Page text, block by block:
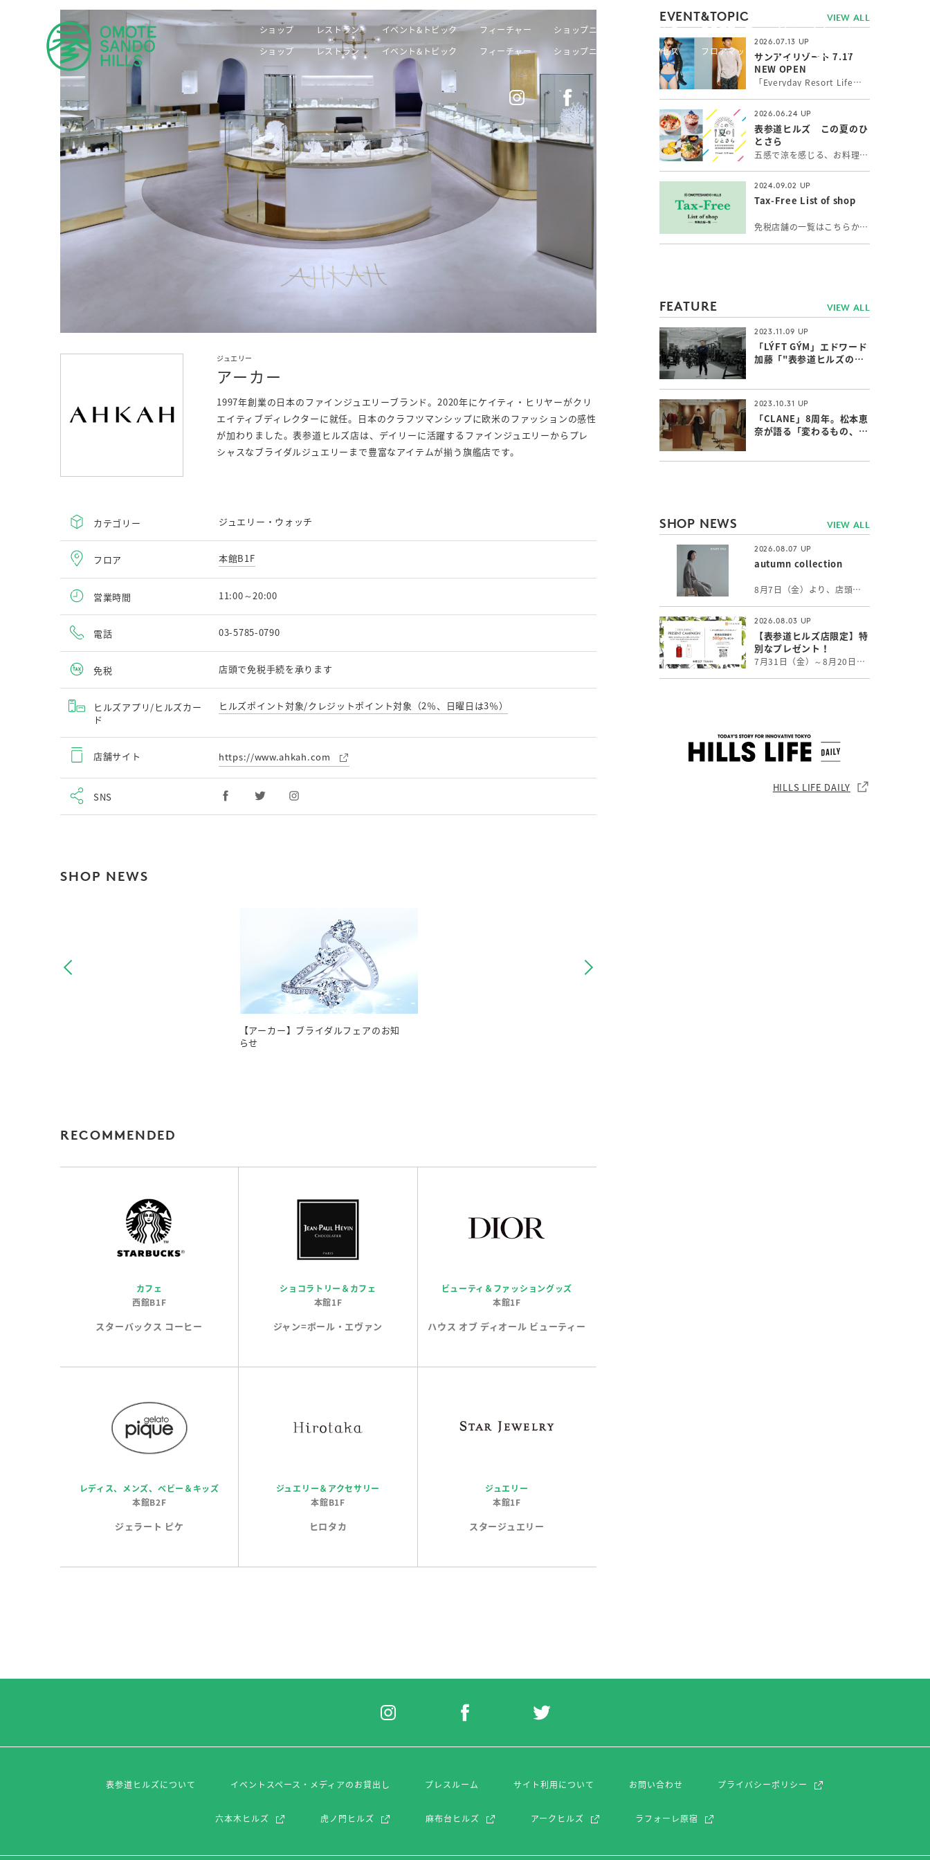
ショップ レストラン イベント&トピック フィーチャー ショップニュース アクセス フロアマップ JP
繁體
ショップ
レストラン イベント&トピック フィーチャー ショップニュース アクセス フロアマップ
ジュエリー
アーカー
1997年創業の日本のファインジュエリーブランド。2020年にケイティ・ヒリヤーがクリ
エイティブディレクターに就任。日本のクラフツマンシップに欧米のファッションの感性
が加わりました。表参道ヒルズ店は、デイリーに活躍するファインジュエリーからプレ
シャスなブライダルジュエリーまで豊富なアイテムが揃う旗艦店です。
カテゴリー ジュエリー・ウォッチ
フロア 本館B1F
営業時間 11:00～20:00
電話 03-5785-0790
免税 店頭で免税手続を承ります
ヒルズアプリ/ヒルズカー
ド
ヒルズポイント対象/クレジットポイント対象（2％、日曜日は3％）
店舗サイト https://www.ahkah.com
SNS
SHOP NEWS
【アーカー】ブライダルフェアのお知
らせ
RECOMMENDED
カフェ
西館B1F
スターバックス コーヒー
ショコラトリー＆カフェ
本館1F
ジャン=ポール・エヴァン
ビューティ＆ファッショングッズ
本館1F
ハウス オブ ディオール ビューティー
レディス、メンズ、ベビー＆キッズ
本館B2F
ジェラート ピケ
ジュエリー＆アクセサリー
本館B1F
ヒロタカ
ジュエリー
本館1F
スタージュエリー
EVENT&TOPIC VIEW ALL
2026.07.13
サンアイリゾート 7.17
NEW OPEN
「Everyday Resort Life」 いつもワクワク感を感じたい！新しい自分に出会いたい！そんな女性の願いを叶えるトータルリゾートウェアを提案。 シルエットと機能性にこだわったトレンドの最新水着やインポート水着、長時間の外遊びに最高ランクUPF50+機能付水陸両用アクティブウェア、カップルでのご旅行にペアコーデもできるメンズ水着をお取り扱いしています。
2026.06.24
表参道ヒルズ この夏のひ
とさら
五感で涼を感じる、お料理とスイーツ＆ドリンク。表参道で出会う、夏の「ひとさら」をお楽しみください。
2024.09.02
Tax-Free List of shop
免税店舗の一覧はこちらからご覧いただけます。
FEATURE VIEW ALL
2023.11.09
「LÝFT GÝM」エドワード
加藤「"表参道ヒルズのジ
2023.10.31
「CLANE」8周年。松本恵
奈が語る「変わるもの、変
SHOP NEWS VIEW ALL
2026.08.07
autumn collection
8月7日（金）より、店頭ではオータムコレクションをご覧いただけます。 軽やかに纏えるウールのニットや、身体をやさしく包むリネンカシミヤのストールなど初秋に向けて、心身にそっと寄り添うアイテムが揃います。
2026.08.03
【表参道ヒルズ店限定】特
別なプレゼント！
7月31日（金）～8月20日（木）、表参道ヒルズのメインエントランスにてTHANNのプロダクトを展示しております。 THANNの世界観を感じていただける特別な空間となっております。 展示期間中、表参道ヒルズ店で￥8,000以上ご購入いただいた方には 「シャワージェル・ボディミルクAW 各60mlセット」をプレゼントいたします。 THANN表参道ヒルズ店限定の特別キャンペーンになります。 皆様のご来店を心よりお待ちしております。 ※詳しくは店舗までお問い合わせください。 本館B2／THANN
HILLS LIFE DAILY
表参道ヒルズについて イベントスペース・メディアのお貸出し プレスルーム サイト利用について お問い合わせ プライバシーポリシー
六本木ヒルズ 虎ノ門ヒルズ 麻布台ヒルズ アークヒルズ ラフォーレ原宿